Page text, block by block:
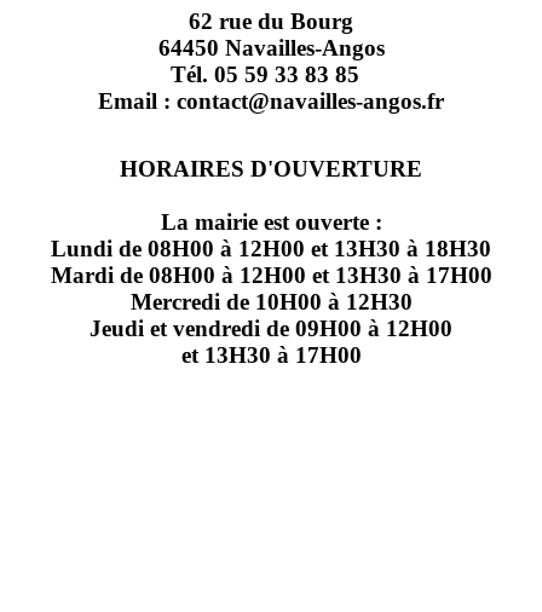
62 rue du Bourg
64450 Navailles-Angos
Tél. 05 59 33 83 85
Email : contact@navailles-angos.fr
HORAIRES D'OUVERTURE
La mairie est ouverte :
Lundi de 08H00 à 12H00 et 13H30 à 18H30
Mardi de 08H00 à 12H00 et 13H30 à 17H00
Mercredi de 10H00 à 12H30
Jeudi et vendredi de 09H00 à 12H00
et 13H30 à 17H00